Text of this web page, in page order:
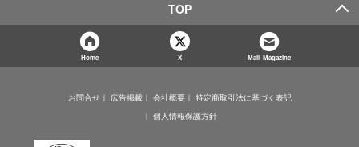
TOP
Home X Mail Magazine
お問合せ 広告掲載 会社概要
特定商取引法に基づく表記
個人情報保護方針